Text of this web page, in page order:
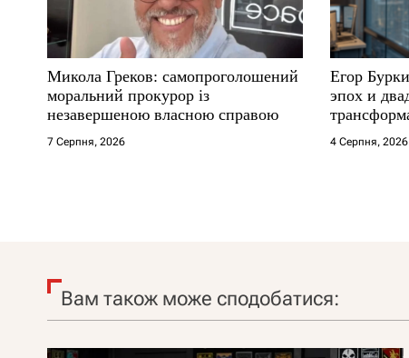
Микола Греков: самопроголошений
моральний прокурор із
незавершеною власною справою
7 Серпня, 2026
Егор
эпох и
4 Серпня, 2026
Вам також може сподобатися: